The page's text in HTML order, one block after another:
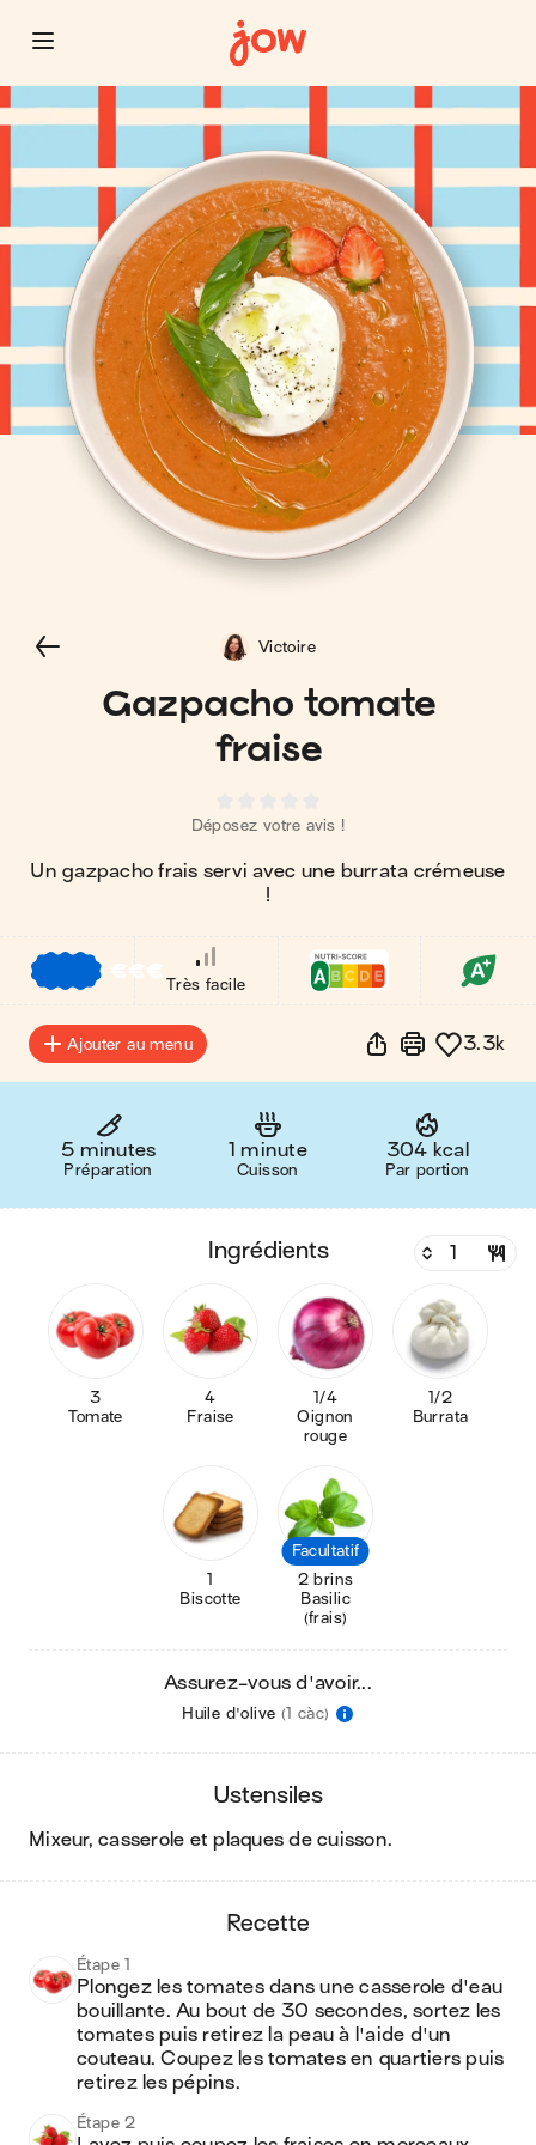
Gazpacho tomate
fraise
Déposez votre avis !
Un gazpacho frais servi avec une burrata crémeuse
!
Victoire
€€€
Très facile
Ajouter au menu 3.3k
5 minutes
Préparation
1 minute
Cuisson
304 kcal
Par portion
ingrédients
3
Tomate
4
Fraise
1/4
Oignon
rouge
1/2
Burrata
1
Biscotte
Facultatif
2 brins
Basilic
(frais)
Assurez-vous d'avoir...
Huile d'olive (1 càc)
ustensiles
mixeur, casserole et plaques de cuisson.
recette
Étape 1
Plongez les tomates dans une casserole d'eau
bouillante. Au bout de 30 secondes, sortez les
tomates puis retirez la peau à l'aide d'un
couteau. Coupez les tomates en quartiers puis
retirez les pépins.
Étape 2